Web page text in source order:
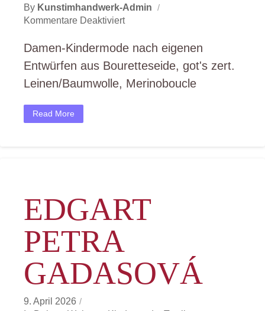
By Kunstimhandwerk-Admin
Kommentare DeaktiviertFür
Krista
Damen-Kindermode nach eigenen
Entwürfen aus Bouretteseide, got's zert.
Leinen/Baumwolle, Merinoboucle
Read More
EDGART
PETRA
GADASOVÁ
9. April 2026